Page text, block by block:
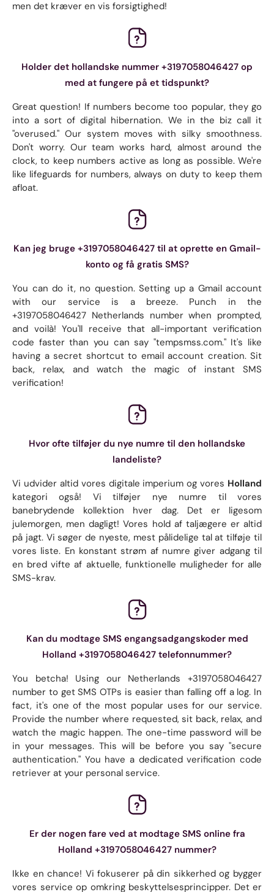
men det kræver en vis forsigtighed!
Holder det hollandske nummer +3197058046427 op
med at fungere på et tidspunkt?
Great question! If numbers become too popular, they go
into a sort of digital hibernation. We in the biz call it
"overused." Our system moves with silky smoothness.
Don't worry. Our team works hard, almost around the
clock, to keep numbers active as long as possible. We're
like lifeguards for numbers, always on duty to keep them
afloat.
Kan jeg bruge +3197058046427 til at oprette en Gmail-
konto og få gratis SMS?
You can do it, no question. Setting up a Gmail account
with our service is a breeze. Punch in the
+3197058046427 Netherlands number when prompted,
and voilà! You'll receive that all-important verification
code faster than you can say "tempsmss.com." It's like
having a secret shortcut to email account creation. Sit
back, relax, and watch the magic of instant SMS
verification!
Hvor ofte tilføjer du nye numre til den hollandske
landeliste?
Vi udvider altid vores digitale imperium og vores Holland
kategori også! Vi tilføjer nye numre til vores
banebrydende kollektion hver dag. Det er ligesom
julemorgen, men dagligt! Vores hold af taljægere er altid
på jagt. Vi søger de nyeste, mest pålidelige tal at tilføje til
vores liste. En konstant strøm af numre giver adgang til
en bred vifte af aktuelle, funktionelle muligheder for alle
SMS-krav.
Kan du modtage SMS engangsadgangskoder med
Holland +3197058046427 telefonnummer?
You betcha! Using our Netherlands +3197058046427
number to get SMS OTPs is easier than falling off a log. In
fact, it's one of the most popular uses for our service.
Provide the number where requested, sit back, relax, and
watch the magic happen. The one-time password will be
in your messages. This will be before you say "secure
authentication." You have a dedicated verification code
retriever at your personal service.
Er der nogen fare ved at modtage SMS online fra
Holland +3197058046427 nummer?
Ikke en chance! Vi fokuserer på din sikkerhed og bygger
vores service op omkring beskyttelsesprincipper. Det er